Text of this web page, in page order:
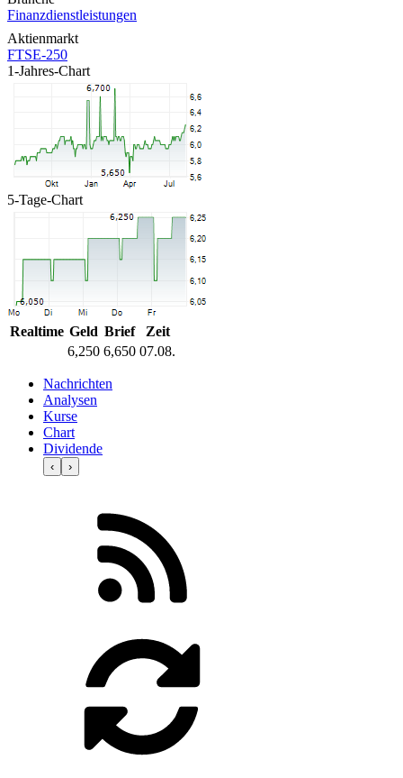
Finanzdienstleistungen
Aktienmarkt
FTSE-250
1-Jahres-Chart
5-Tage-Chart
Realtime Geld Brief
Zeit
6,250 6,650 07.08.
Nachrichten
Analysen
Kurse
Chart
Dividende
‹ ›